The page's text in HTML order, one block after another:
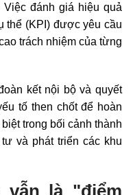
đánh giá hiệu quả
thể (KPI) được yêu cầu
trách nhiệm của từng
kết nội bộ và quyết
tố then chốt để hoàn
trong bối cảnh thành
và phát triển các khu
vẫn là "điểm